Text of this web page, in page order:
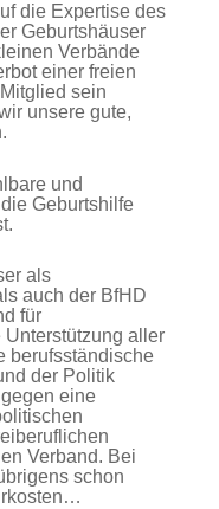
die Expertise des
Geburtshäuser
Verbände
einer freien
sein
unsere gute,
und
Geburtshilfe
als
auch der BfHD
für
aller
berufsständische
der Politik
eine
Verband. Bei
schon